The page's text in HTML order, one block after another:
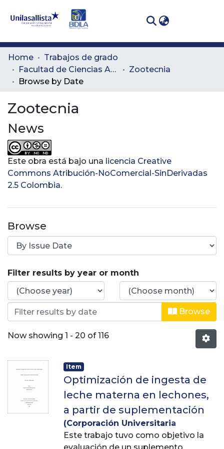
Communities
& Collections
All of DSpace
Home
Trabajos de grado
Facultad de Ciencias Administrativas y Agropecuarias
Zootecnia
Browse by Date
Zootecnia
News
Este obra está bajo una licencia Creative
Commons Atribución-NoComercial-SinDerivadas
2.5 Colombia.
Browse
Browsing Zootecnia by Issue Date
Filter results by year or month
Browse
Now showing 1 - 20 of 116
Item
Optimización de ingesta de
leche materna en lechones,
a partir de suplementación
(Corporación Universitaria
Lasallista,2013)Trujillo Cadavid,
Este trabajo tuvo como objetivo la